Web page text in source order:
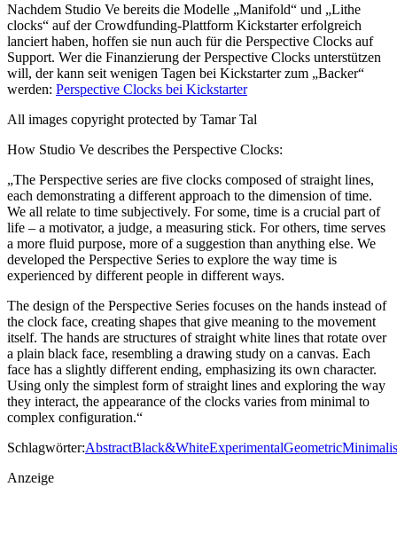
Nachdem Studio Ve bereits die Modelle „Manifold“ und „Lithe
clocks“ auf der Crowdfunding-Plattform Kickstarter erfolgreich
lanciert haben, hoffen sie nun auch für die Perspective Clocks auf
Support. Wer die Finanzierung der Perspective Clocks unterstützen
will, der kann seit wenigen Tagen bei Kickstarter zum „Backer“
werden: Perspective Clocks bei Kickstarter
All images copyright protected by Tamar Tal
How Studio Ve describes the Perspective Clocks:
„The Perspective series are five clocks composed of straight lines,
each demonstrating a different approach to the dimension of time.
We all relate to time subjectively. For some, time is a crucial part of
life – a motivator, a judge, a measuring stick. For others, time serves
a more fluid purpose, more of a suggestion than anything else. We
developed the Perspective Series to explore the way time is
experienced by different people in different ways.
The design of the Perspective Series focuses on the hands instead of
the clock face, creating shapes that give meaning to the movement
itself. The hands are structures of straight white lines that rotate over
a plain black face, resembling a drawing study on a canvas. Each
face has a slightly different ending, emphasizing its own character.
Using only the simplest form of straight lines and exploring the way
they interact, the appearance of the clocks varies from minimal to
complex configuration.“
Schlagwörter:AbstractBlack&WhiteExperimentalGeometric
Anzeige